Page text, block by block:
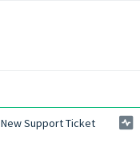
New Support Ticket